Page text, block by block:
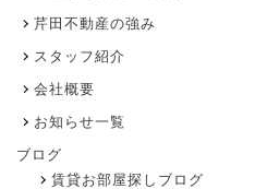
芹田不動産の強み
スタッフ紹介
会社概要
お知らせ一覧
ブログ
賃貸お部屋探しブログ